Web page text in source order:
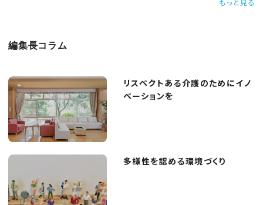
編集長コラム
リスペクトある介護のためにイノ
ベーションを
多様性を認める環境づくり